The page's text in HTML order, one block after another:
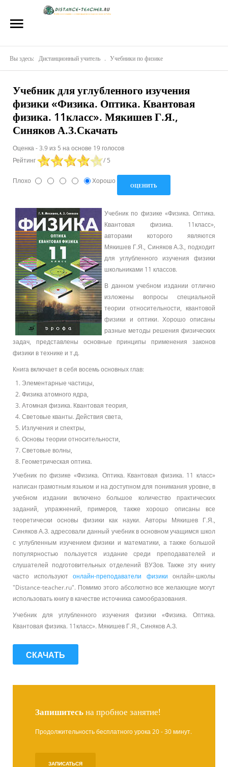
Репетиторы
Акции
Материалы
Блог
Контакты
Вы здесь: Дистанционный учитель . Учебники по физике
Учебник для углубленного изучения
физики «Физика. Оптика. Квантовая
физика. 11класс». Мякишев Г.Я.,
Синяков А.З.Скачать
Оценка - 3.9 из 5 на основе 19 голосов
Рейтинг
/ 5
Плохо Хорошо
Учебник по физике «Физика. Оптика.
Квантовая физика. 11класс»,
авторами которого являются
Мякишев Г.Я., Синяков А.З., подходит
для углубленного изучения физики
школьниками 11 классов.
В данном учебном издании отлично
изложены вопросы специальной
теории относительности, квантовой
физики и оптики. Хорошо описаны
разные методы решения физических
задач, представлены основные принципы применения законов
физики в технике и т.д.
Книга включает в себя восемь основных глав:
Элементарные частицы,
Физика атомного ядра,
Атомная физика. Квантовая теория,
Световые кванты. Действия света,
Излучения и спектры,
Основы теории относительности,
Световые волны,
Геометрическая оптика.
Учебник по физике «Физика. Оптика. Квантовая физика. 11 класс»
написан грамотным языком и на доступном для понимания уровне, в
учебном издании включено большое количество практических
заданий, упражнений, примеров, также хорошо описаны все
теоретически основы физики как науки. Авторы Мякишев Г.Я.,
Синяков А.З. адресовали данный учебник в основном учащимся школ
с углубленным изучением физики и математики, а также большой
популярностью пользуется издание среди преподавателей и
слушателей подготовительных отделений ВУЗов. Также эту книгу
часто используют онлайн-преподаватели физики онлайн-школы
"Distance-teacher.ru". Помимо этого абсолютно все желающие могут
использовать книгу в качестве источника самообразования.
Учебник для углубленного изучения физики «Физика. Оптика.
Квантовая физика. 11класс». Мякишев Г.Я., Синяков А.З.
СКАЧАТЬ
Запишитесьна пробное занятие!
Продолжительность бесплатного урока 20 - 30 минут.
ЗАПИСАТЬСЯ